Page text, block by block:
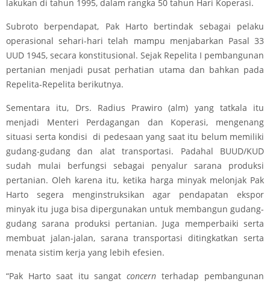
lakukan di tahun 1995, dalam rangka 50 tahun Hari Koperasi.
Subroto berpendapat, Pak Harto bertindak sebagai pelaku
operasional sehari-hari telah mampu menjabarkan Pasal 33
UUD 1945, secara konstitusional. Sejak Repelita I pembangunan
pertanian menjadi pusat perhatian utama dan bahkan pada
Repelita-Repelita berikutnya.
Sementara itu, Drs. Radius Prawiro (alm) yang tatkala itu
menjadi Menteri Perdagangan dan Koperasi, mengenang
situasi serta kondisi di pedesaan yang saat itu belum memiliki
gudang-gudang dan alat transportasi. Padahal BUUD/KUD
sudah mulai berfungsi sebagai penyalur sarana produksi
pertanian. Oleh karena itu, ketika harga minyak melonjak Pak
Harto segera menginstruksikan agar pendapatan ekspor
minyak itu juga bisa dipergunakan untuk membangun gudang-
gudang sarana produksi pertanian. Juga memperbaiki serta
membuat jalan-jalan, sarana transportasi ditingkatkan serta
menata sistim kerja yang lebih efesien.
“Pak Harto saat itu sangat concern terhadap pembangunan